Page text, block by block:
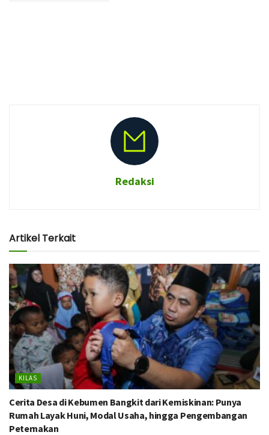
Redaksi
Artikel Terkait
KILAS
Cerita Desa di Kebumen Bangkit dari Kemiskinan: Punya
Rumah Layak Huni, Modal Usaha, hingga Pengembangan
Peternakan